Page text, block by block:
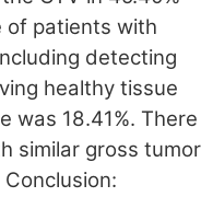
of patients with
detecting
healthy tissue
was 18.41%. There
similar gross tumor